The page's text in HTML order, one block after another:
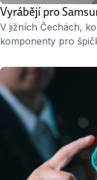
Vyrábějí pro
V jižních Čechách,
komponenty pro
spolupracuje a
v Kaplici. „Hledáme
a konstruktéry.
Šusták, HR
trochu) …